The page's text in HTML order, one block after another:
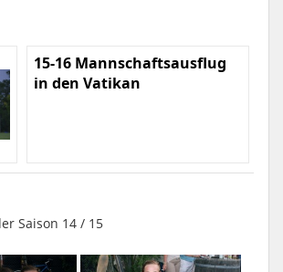
15-16 Mannschaftsausflug
in den Vatikan
Saison 14 / 15